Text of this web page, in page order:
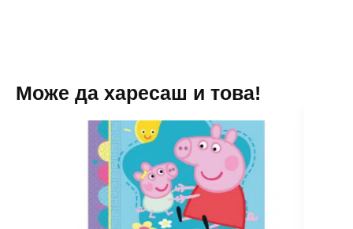
Може да харесаш и това!